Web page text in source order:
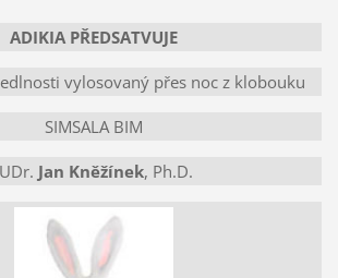
ADIKIA PŘEDSATVUJE
vylosovaný přes noc z klobouku
SIMSALA BIM
Jan Kněžínek, Ph.D.